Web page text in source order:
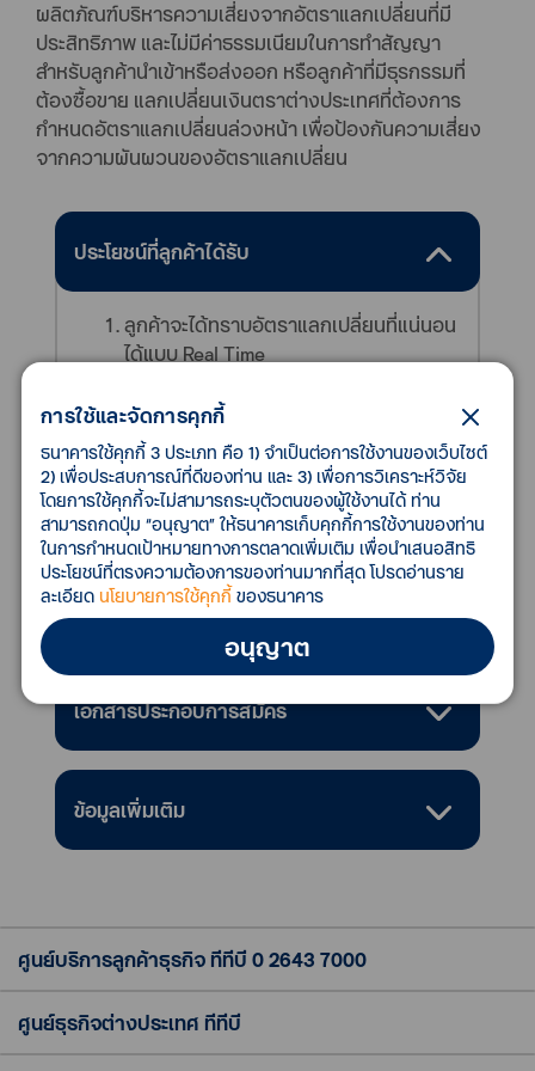
ผลิตภัณฑ์บริหารความเสี่ยงจากอัตราแลกเปลี่ยนที่มี
ประสิทธิภาพ และไม่มีค่าธรรมเนียมในการทำสัญญา
สำหรับลูกค้านำเข้าหรือส่งออก หรือลูกค้าที่มีธุรกรรมที่
ต้องซื้อขาย แลกเปลี่ยนเงินตราต่างประเทศที่ต้องการ
กำหนดอัตราแลกเปลี่ยนล่วงหน้า เพื่อป้องกันความเสี่ยง
จากความผันผวนของอัตราแลกเปลี่ยน
ประโยชน์ที่ลูกค้าได้รับ
ลูกค้าจะได้ทราบอัตราแลกเปลี่ยนที่แน่นอน
ได้แบบ Real Time
ที่มาจากอัตราแลกเปลี่ยนได้ล่วงหน้า
ช่วยป้องกันความผันผวนของอัตราแลก
เปลี่ยนที่จะส่งผลกระทบต่อธุรกิจของ
ลูกค้า
คุณสมบัติของลูกค้า
เอกสารประกอบการสมัคร
ข้อมูลเพิ่มเติม
การใช้และจัดการคุกกี้
ธนาคารใช้คุกกี้ 3 ประเภท คือ 1) จำเป็นต่อการใช้งานของเว็บไซต์
2) เพื่อประสบการณ์ที่ดีของท่าน และ 3) เพื่อการวิเคราะห์วิจัย
โดยการใช้คุกกี้จะไม่สามารถระบุตัวตนของผู้ใช้งานได้ ท่าน
สามารถกดปุ่ม “อนุญาต” ให้ธนาคารเก็บคุกกี้การใช้งานของท่าน
ในการกำหนดเป้าหมายทางการตลาดเพิ่มเติม เพื่อนำเสนอสิทธิ
ประโยชน์ที่ตรงความต้องการของท่านมากที่สุด โปรดอ่านราย
ละเอียด นโยบายการใช้คุกกี้ ของธนาคาร
อนุญาต
ศูนย์บริการลูกค้าธุรกิจ ทีทีบี 0 2643 7000
ศูนย์ธุรกิจต่างประเทศ ทีทีบี